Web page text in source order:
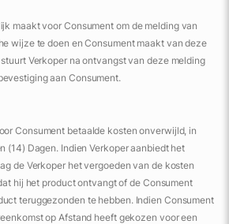
maakt voor Consument om de melding van
wijze te doen en Consument maakt van deze
Verkoper na ontvangst van deze melding
aan Consument.
Consument betaalde kosten onverwijld, in
(14) Dagen. Indien Verkoper aanbiedt het
de Verkoper het vergoeden van de kosten
hij het product ontvangt of de Consument
teruggezonden te hebben. Indien Consument
op Afstand heeft gekozen voor een